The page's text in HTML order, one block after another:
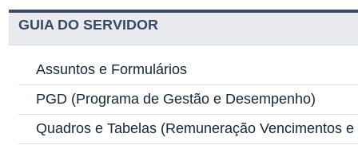
GUIA DO SERVIDOR
Assuntos e Formulários
PGD (Programa de Gestão e Desempenho)
Quadros e Tabelas (Remuneração Vencimentos